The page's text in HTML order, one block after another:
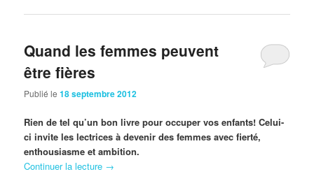
Quand les femmes peuvent
être fières
Publié le18 septembre 2012
Rien de tel qu’un bon livre pour occuper vos enfants! Celui-
ci invite les lectrices à devenir des femmes avec fierté,
enthousiasme et ambition.
Continuer la lecture →